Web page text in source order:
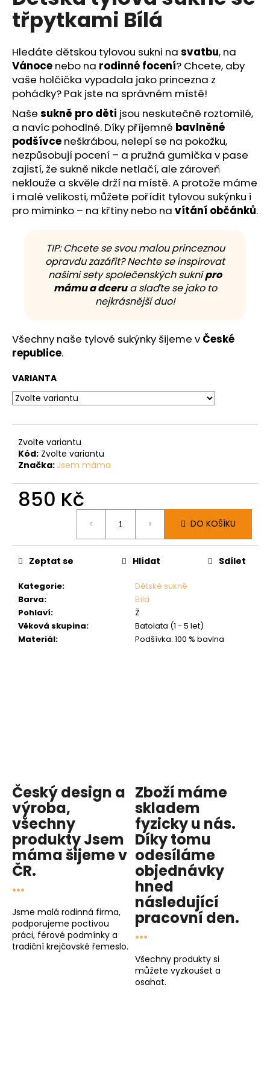
0,0
z
hvězdiček.
třpytkami Bílá
Hledáte dětskou tylovou sukni na svatbu, na
Vánoce nebo na rodinné focení? Chcete, aby
vaše holčička vypadala jako princezna z
pohádky? Pak jste na správném místě!
Naše sukně pro děti jsou neskutečně roztomilé,
a navíc pohodlné. Díky příjemné bavlněné
podšívce neškrábou, nelepí se na pokožku,
nezpůsobují pocení – a pružná gumička v pase
zajistí, že sukně nikde netlačí, ale zároveň
neklouže a skvěle drží na místě. A protože máme
i malé velikosti, můžete pořídit tylovou sukýnku i
pro miminko – na křtiny nebo na vítání občánků.
TIP: Chcete se svou malou princeznou
opravdu zazářit? Nechte se inspirovat
našimi sety společenských suknípro
mámu a dcerua slaďte se jako to
nejkrásnější duo!
Všechny naše tylové sukýnky šijeme v České
republice.
VARIANTA
Zvolte variantu
Kód: Zvolte variantu
Značka: Jsem máma
850 Kč
DO KOŠÍKU
Kategorie:
Dětské sukně
Barva:
Bílá
Pohlaví:
Ž
Věková skupina:
Batolata (1 - 5 let)
Materiál: Podšívka: 100 % bavlna
Zeptat se Hlídat Sdílet
Český design a
výroba,
všechny
produktyJsem
mámašijeme v
ČR.
...
Jsme malá rodinná firma,
podporujeme poctivou
práci, férové podmínky a
tradiční krejčovské řemeslo.
Zboží máme
skladem
fyzicky u nás.
Díky tomu
odesíláme
objednávky
hned
následující
pracovní den.
...
Všechny produkty si
můžete vyzkoušet a
osahat.
u
j
m
e